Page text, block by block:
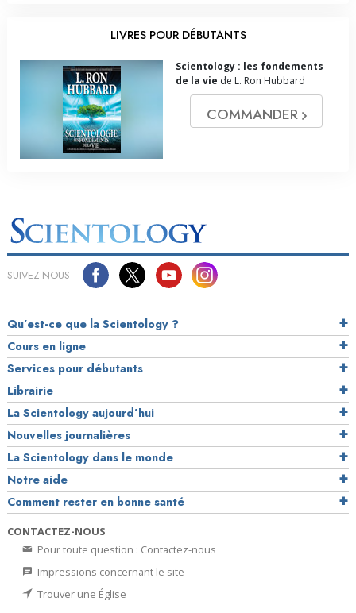
LIVRES POUR DÉBUTANTS
Scientology : les fondements
de la vie de L. Ron Hubbard
COMMANDER
SUIVEZ-NOUS
Qu’est-ce que la Scientology ?
Cours en ligne
Services pour débutants
Librairie
La Scientology aujourd’hui
Nouvelles journalières
La Scientology dans le monde
Notre aide
Comment rester en bonne santé
CONTACTEZ-NOUS
Pour toute question : Contactez-nous
Impressions concernant le site
Trouver une Église